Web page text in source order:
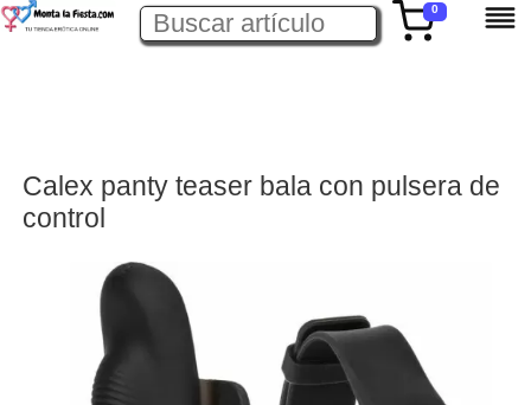
0
Calex panty teaser bala con pulsera de
control